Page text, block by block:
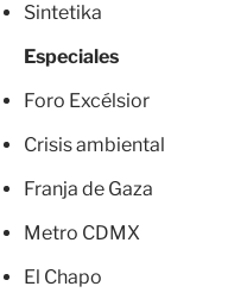
Sintetika
Especiales
Foro Excélsior
Crisis ambiental
Franja de Gaza
Metro CDMX
El Chapo